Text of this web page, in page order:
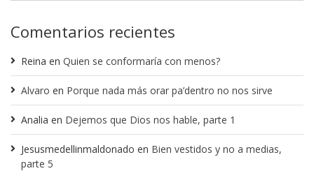
Comentarios recientes
Reina en Quien se conformaría con menos?
Alvaro en Porque nada más orar pa’dentro no nos sirve
Analia en Dejemos que Dios nos hable, parte 1
Jesusmedellinmaldonado en Bien vestidos y no a medias,
parte 5